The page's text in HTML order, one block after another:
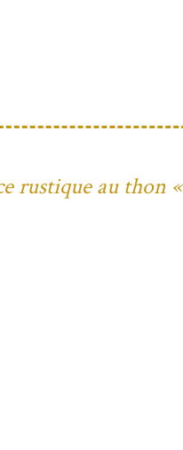
rustique au thon «